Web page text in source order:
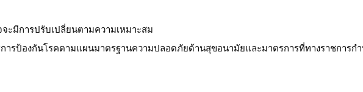
ะมีการปรับเปลี่ยนตามความเหมาะสม
ารป้องกันโรคตามแผนมาตรฐานความปลอดภัยด้านสุขอนามัยและมาตรการที่ทางราชการก